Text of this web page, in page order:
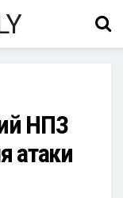
НПЗ
атаки